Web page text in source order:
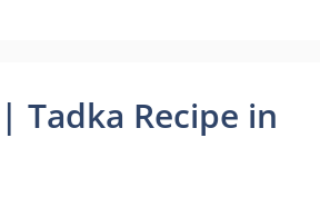
| Tadka Recipe in